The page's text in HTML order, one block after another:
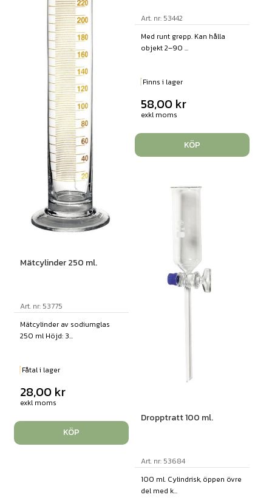
Mätcylinder 250 ml.
Art. nr: 53775
Mätcylinder av sodiumglas
250 ml Höjd: 3...
Fåtal i lager
28,00 kr
exkl moms
KÖP
Art. nr: 53442
Med runt grepp. Kan hålla
objekt 2–90 ...
Finns i lager
58,00 kr
exkl moms
KÖP
Dropptratt 100 ml.
Art. nr: 53684
100 ml. Cylindrisk, öppen övre
del med k...